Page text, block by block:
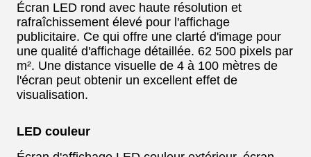
Écran LED rond avec haute résolution et
rafraîchissement élevé pour l'affichage
publicitaire. Ce qui offre une clarté d'image pour
une qualité d'affichage détaillée. 62 500 pixels par
m². Une distance visuelle de 4 à 100 mètres de
l'écran peut obtenir un excellent effet de
visualisation.
LED couleur